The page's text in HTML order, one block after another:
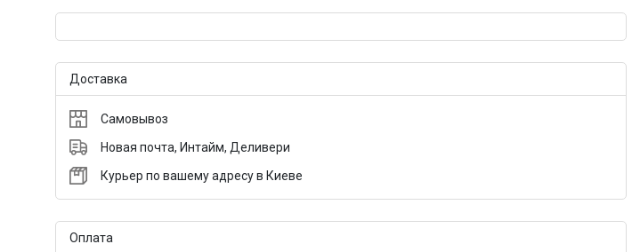
Доставка
Самовывоз
Новая почта, Интайм, Деливери
Курьер по вашему адресу в Киеве
Оплата